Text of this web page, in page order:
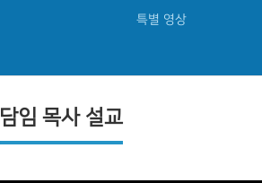
특별 영상
담임 목사 설교